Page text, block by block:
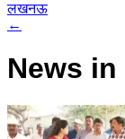
लखनऊ
←
News